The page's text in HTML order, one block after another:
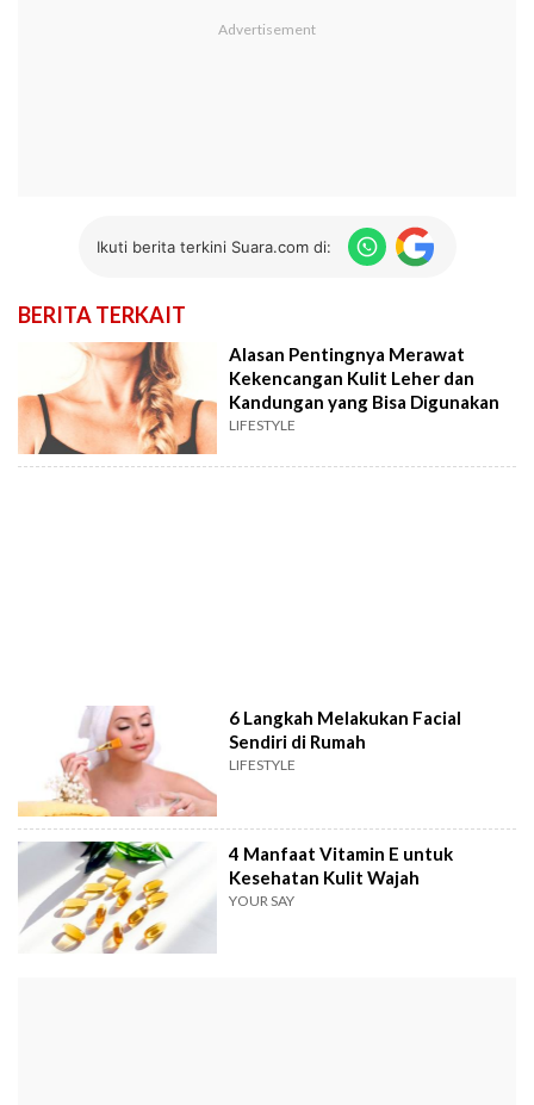
Ikuti berita terkini Suara.com di:
BERITA TERKAIT
Alasan Pentingnya Merawat
Kekencangan Kulit Leher dan
Kandungan yang Bisa Digunakan
LIFESTYLE
6 Langkah Melakukan Facial
Sendiri di Rumah
LIFESTYLE
4 Manfaat Vitamin E untuk
Kesehatan Kulit Wajah
YOUR SAY